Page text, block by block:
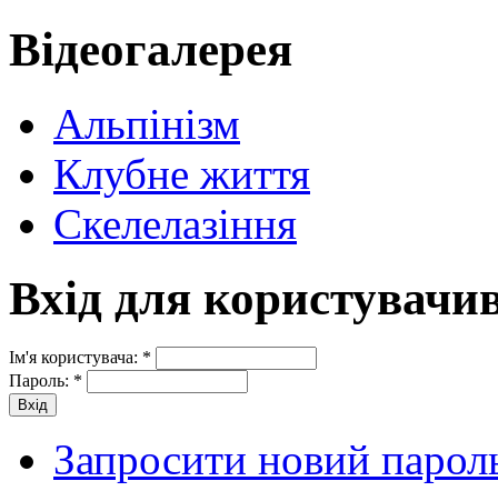
Відеогалерея
Альпінізм
Клубне життя
Скелелазіння
Вхід для
Ім'я користувача: *
Пароль: *
Запросити новий